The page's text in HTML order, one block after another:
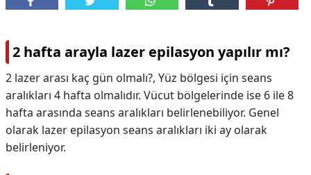
2 hafta arayla lazer epilasyon yapılır mı?
2 lazer arası kaç gün olmalı?, Yüz bölgesi için seans
aralıkları 4 hafta olmalıdır. Vücut bölgelerinde ise 6 ile 8
hafta arasında seans aralıkları belirlenebiliyor. Genel
olarak lazer epilasyon seans aralıkları iki ay olarak
belirleniyor.